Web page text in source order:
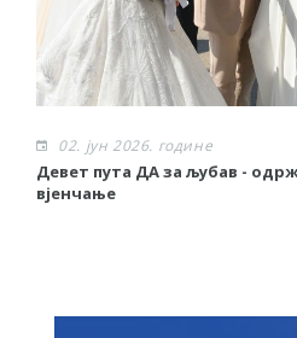
02. јун 2026. године
Девет пута ДА за љубав -
вјенчање